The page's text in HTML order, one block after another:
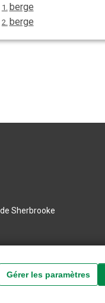
1. berge
2. berge
Sherbrooke
Gérer les paramètres